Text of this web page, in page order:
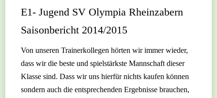
E1- Jugend SV Olympia Rheinzabern
Saisonbericht 2014/2015
Von unseren Trainerkollegen hörten wir immer wieder,
dass wir die beste und spielstärkste Mannschaft dieser
Klasse sind. Dass wir uns hierfür nichts kaufen können
sondern auch die entsprechenden Ergebnisse brauchen,